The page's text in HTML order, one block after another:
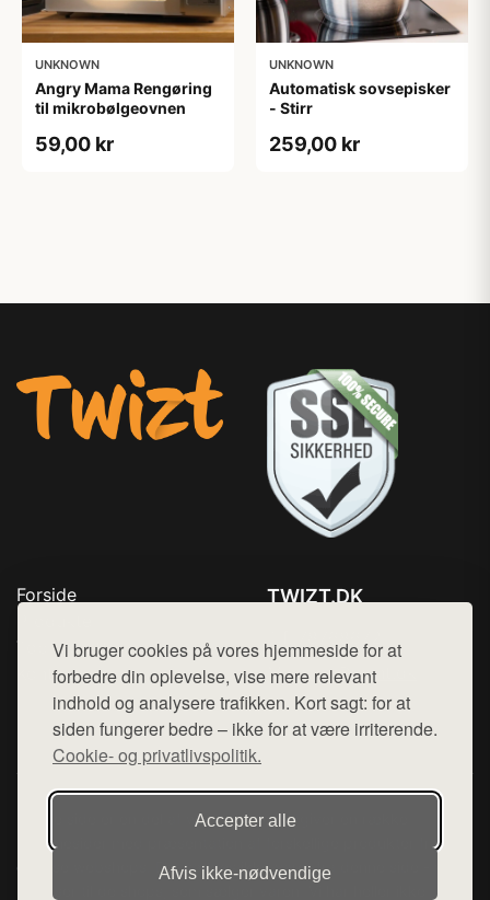
Vi bruger cookies på vores hjemmeside for at
forbedre din oplevelse, vise mere relevant
indhold og analysere trafikken. Kort sagt: for at
siden fungerer bedre – ikke for at være irriterende.
Cookie- og privatlivspolitik.
Accepter alle
Afvis ikke‑nødvendige
UNKNOWN
Angry Mama Rengøring
til mikrobølgeovnen
59,00 kr
UNKNOWN
Automatisk sovsepisker
- Stirr
259,00 kr
Forside
Top Rabatter
Kontakt
TWIZT.DK
Mail: hej@want.dk
Cookie- og privatlivspolitik
Denne side er en del af want.dk, der udgiver en række
hjemmesider med præsentation af forskellige produkter fra
diverse webshops. Der sælges ikke varer fra denne side - vi